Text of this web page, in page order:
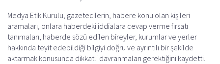
Medya Etik Kurulu, gazetecilerin, habere konu olan kişileri
aramaları, onlara haberdeki iddialara cevap verme fırsatı
tanımaları, haberde sözü edilen bireyler, kurumlar ve yerler
hakkında teyit edebildiği bilgiyi doğru ve ayrıntılı bir şekilde
aktarmak konusunda dikkatli davranmaları gerektiğini kaydetti.